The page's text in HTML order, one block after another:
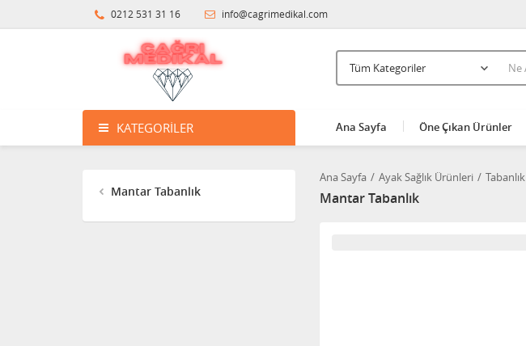
0212 531 31 16 info@cagrimedikal.com
KATEGORILER Ana Sayfa Öne Çıkan Ürünler
Mantar Tabanlık
Ana Sayfa Ayak Sağlık Ürünleri Tabanlık
Mantar Tabanlık